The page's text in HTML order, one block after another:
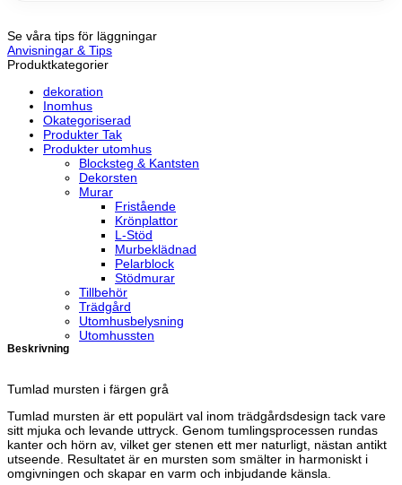
Se våra tips för läggningar
Anvisningar & Tips
Produktkategorier
dekoration
Inomhus
Okategoriserad
Produkter Tak
Produkter utomhus
Blocksteg & Kantsten
Dekorsten
Murar
Fristående
Krönplattor
L-Stöd
Murbeklädnad
Pelarblock
Stödmurar
Tillbehör
Trädgård
Utomhusbelysning
Utomhussten
Beskrivning
Tumlad mursten i färgen grå
Tumlad mursten är ett populärt val inom trädgårdsdesign tack vare
sitt mjuka och levande uttryck. Genom tumlingsprocessen rundas
kanter och hörn av, vilket ger stenen ett mer naturligt, nästan antikt
utseende. Resultatet är en mursten som smälter in harmoniskt i
omgivningen och skapar en varm och inbjudande känsla.